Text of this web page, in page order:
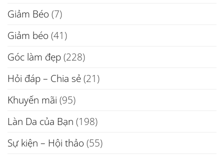
Giảm Béo (7)
Giảm béo (41)
Góc làm đẹp(228)
Hỏi đáp – Chia sẻ(21)
Khuyến mãi (95)
Làn Da của Bạn (198)
Sự kiện – Hội thảo (55)